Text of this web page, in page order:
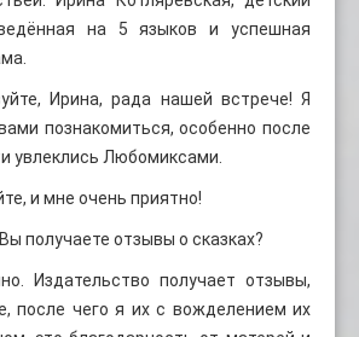
на 5 языков и успешная
Ирина, рада нашей встрече! Я
познакомиться, особенно после
увлеклись Любомиксами.
и мне очень приятно!
получаете отзывы о сказках?
Издательство получает отзывы,
после чего я их с вожделением их